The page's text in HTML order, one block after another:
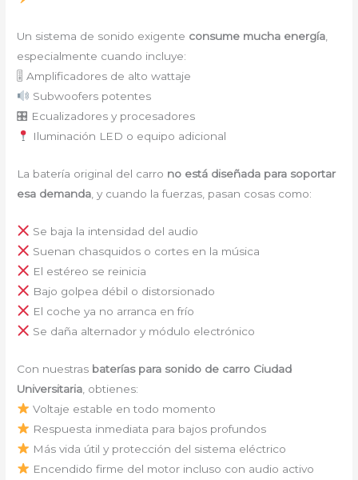
Un sistema de sonido exigente consume mucha energía
especialmente cuando incluye:
🎚 Amplificadores de alto wattaje
Subwoofers potentes
🎛 Ecualizadores y procesadores
Iluminación LED o equipo adicional
La batería original del carro no está diseñada para soportar
esa demanda , y cuando la fuerzas, pasan cosas como:
Se baja la intensidad del audio
Suenan chasquidos o cortes en la música
El estéreo se reinicia
Bajo golpea débil o distorsionado
El coche ya no arranca en frío
Se daña alternador y módulo electrónico
Con nuestras baterías para sonido de carro Ciudad
Universitaria , obtienes:
Voltaje estable en todo momento
Respuesta inmediata para bajos profundos
Más vida útil y protección del sistema eléctrico
Encendido firme del motor incluso con audio activo